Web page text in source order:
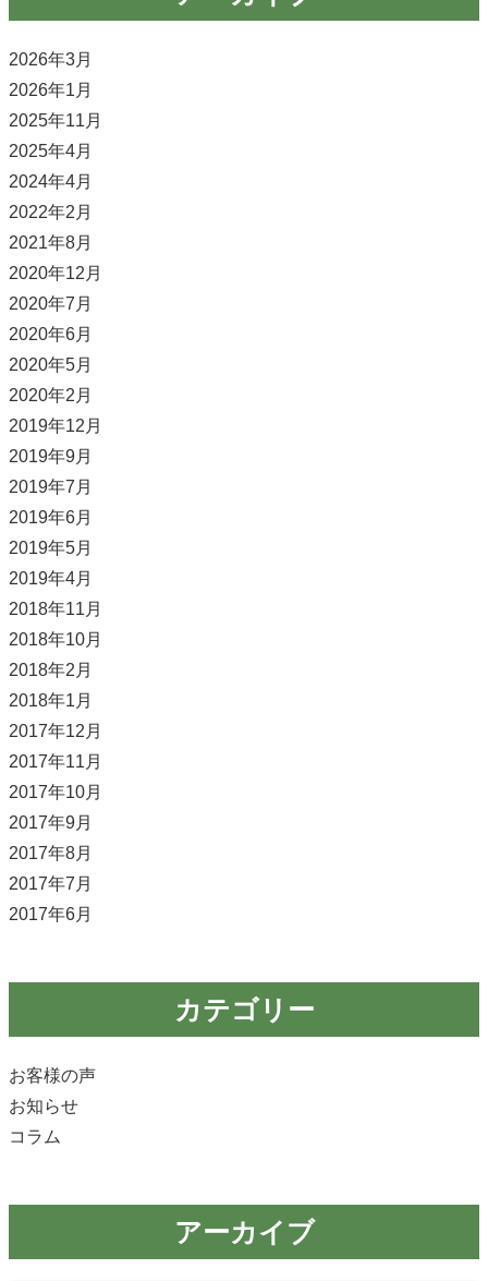
2026年3月
2026年1月
2025年11月
2025年4月
2024年4月
2022年2月
2021年8月
2020年12月
2020年7月
2020年6月
2020年5月
2020年2月
2019年12月
2019年9月
2019年7月
2019年6月
2019年5月
2019年4月
2018年11月
2018年10月
2018年2月
2018年1月
2017年12月
2017年11月
2017年10月
2017年9月
2017年8月
2017年7月
2017年6月
カテゴリー
お客様の声
お知らせ
コラム
アーカイブ